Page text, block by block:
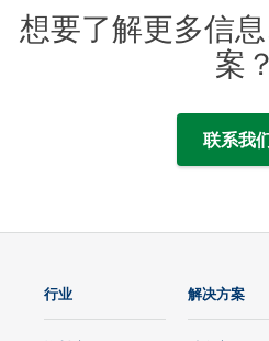
想要了解更多信
案？
联系我
行业 解决方案